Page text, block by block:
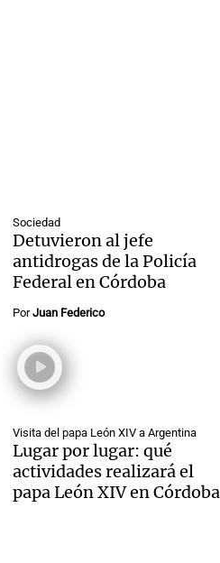
Sociedad
Detuvieron al jefe
antidrogas de la Policía
Federal en Córdoba
PorJuan Federico
Visita del papa León XIV a Argentina
Lugar por lugar: qué
actividades realizará el
papa León XIV en Córdoba